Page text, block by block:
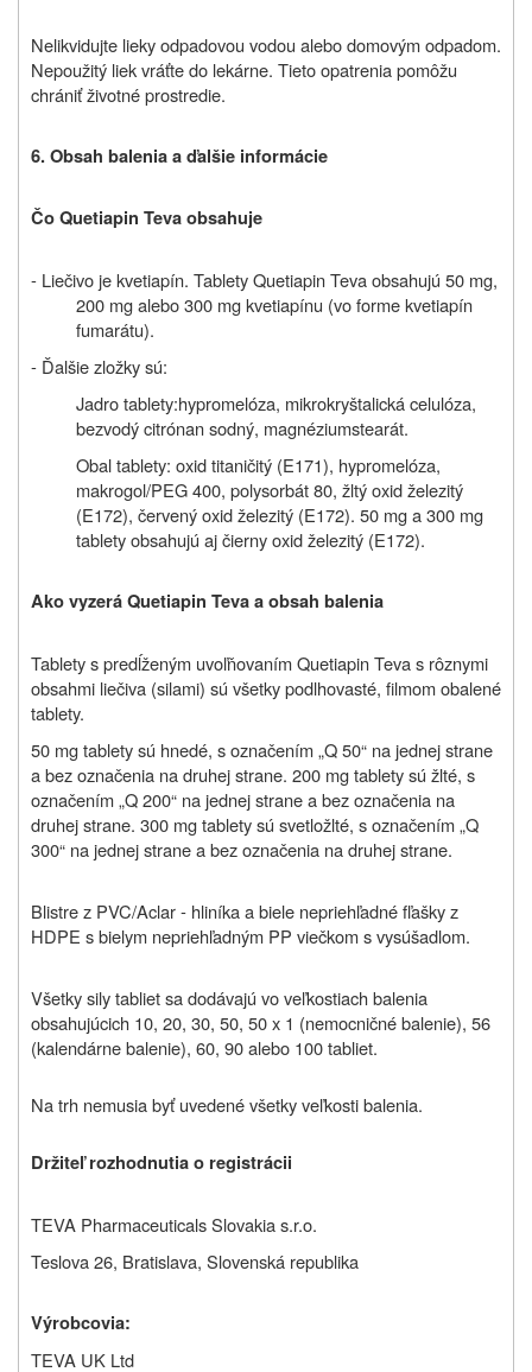
Nelikvidujte lieky odpadovou vodou alebo domovým odpadom.
Nepoužitý liek vráťte do lekárne. Tieto opatrenia pomôžu
chrániť životné prostredie.
6. Obsah balenia a ďalšie informácie
Čo Quetiapin Teva obsahuje
- Liečivo je kvetiapín. Tablety Quetiapin Teva obsahujú 50 mg,
200 mg alebo 300 mg kvetiapínu (vo forme kvetiapín
fumarátu).
- Ďalšie zložky sú:
Jadro tablety:hypromelóza, mikrokryštalická celulóza,
bezvodý citrónan sodný, magnéziumstearát.
Obal tablety: oxid titaničitý (E171), hypromelóza,
makrogol/PEG 400, polysorbát 80, žltý oxid železitý
(E172), červený oxid železitý (E172). 50 mg a 300 mg
tablety obsahujú aj čierny oxid železitý (E172).
Ako vyzerá Quetiapin Teva a obsah balenia
Tablety s predĺženým uvoľňovaním Quetiapin Teva s rôznymi
obsahmi liečiva (silami) sú všetky podlhovasté, filmom obalené
tablety.
50 mg tablety sú hnedé, s označením „Q 50“ na jednej strane
a bez označenia na druhej strane. 200 mg tablety sú žlté, s
označením „Q 200“ na jednej strane a bez označenia na
druhej strane. 300 mg tablety sú svetložlté, s označením „Q
300“ na jednej strane a bez označenia na druhej strane.
Blistre z PVC/Aclar ‑ hliníka a biele nepriehľadné fľašky z
HDPE s bielym nepriehľadným PP viečkom s vysúšadlom.
Všetky sily tabliet sa dodávajú vo veľkostiach balenia
obsahujúcich 10, 20, 30, 50, 50 x 1 (nemocničné balenie), 56
(kalendárne balenie), 60, 90 alebo 100 tabliet.
Na trh nemusia byť uvedené všetky veľkosti balenia.
Držiteľ rozhodnutia o registrácii
TEVA Pharmaceuticals Slovakia s.r.o.
Teslova 26, Bratislava, Slovenská republika
Výrobcovia:
TEVA UK Ltd